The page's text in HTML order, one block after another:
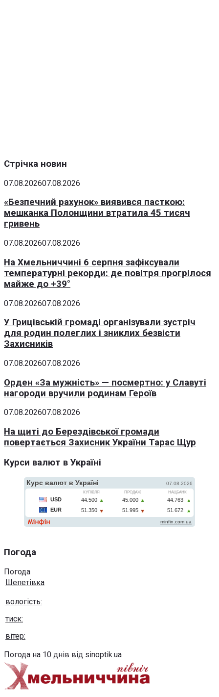
Стрічка новин
07.08.202607.08.2026
«Безпечний рахунок» виявився пасткою:
мешканка Полонщини втратила 45 тисяч
гривень
07.08.202607.08.2026
На Хмельниччині 6 серпня зафіксували
температурні рекорди: де повітря прогрілося
майже до +39°
07.08.202607.08.2026
У Грицівській громаді організували зустріч
для родин полеглих і зниклих безвісти
Захисників
07.08.202607.08.2026
Орден «За мужність» — посмертно: у Славуті
нагороди вручили родинам Героїв
07.08.202607.08.2026
На щиті до Берездівської громади
повертається Захисник України Тарас Щур
Курси валют в Україні
Погода
Погода
Шепетівка
вологість:
тиск:
вітер:
Погода на 10 днів від sinoptik.ua